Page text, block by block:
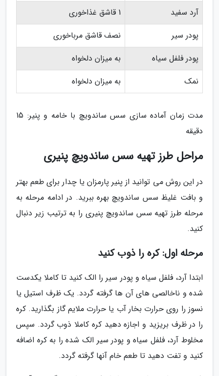
آرد سفید
1 قاشق غذاخوری
پودر سیر
نصف قاشق مرباخوری
پودر فلفل سیاه
به میزان دلخواه
نمک
به میزان دلخواه
مدت زمان آماده سازی سس ساندویچ با خامه و پنیر: 15
دقیقه
مراحل طرز تهیه سس ساندویچ پنیری
در این روش می توانید از پنیر پارمزان یا چدار برای طعم بهتر
و بافت غلیظ سس ساندویچ بهره ببرید. در ادامه مرحله به
مرحله طرز تهیه سس ساندویچ پنیری را به ترتیب زیر دنبال
کنید.
مرحله اول: کره را ذوب کنید
ابتدا آرد، فلفل سیاه و پودر سیر را الک کنید تا کاملا یکدست
شده و ناخالصی های آن ها گرفته گردد. یک ظرف استیل یا
نسوز را روی حرارت بخار آب یا حرارت ملایم گاز بگذارید. کره
را در ظرف بریزید و اجازه دهید کره کاملا ذوب گردد. سپس
مخلوط آرد، فلفل سیاه و پودر سیر الک شده را به کره اضافه
کنید و تفت دهید تا طعم خام آنها گرفته گردد.